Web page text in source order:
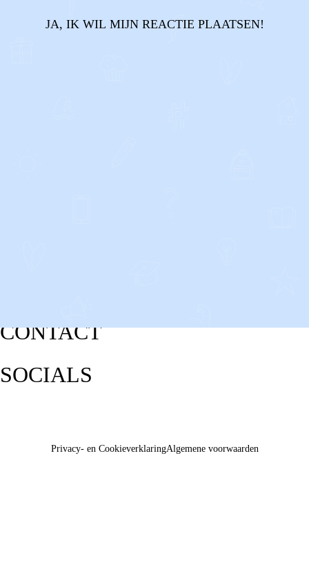
JA, IK WIL MIJN REACTIE PLAATSEN!
CONTACT
SOCIALS
Privacy- en CookieverklaringAlgemene voorwaarden